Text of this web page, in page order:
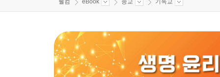
웰컴 eBook 종교 기독교